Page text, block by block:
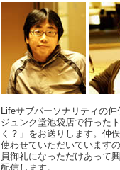
Lifeサブパーソナリティの
ジュンク堂池袋店で行った
く？」をお送りします。仲
使わせていただいています
員御礼になっただけあって
配信します。